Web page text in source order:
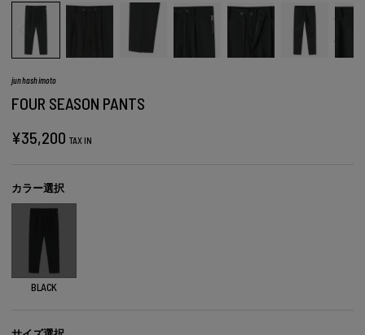
junhashimoto
FOUR SEASON PANTS
¥35,200 TAX IN
カラー選択
BLACK